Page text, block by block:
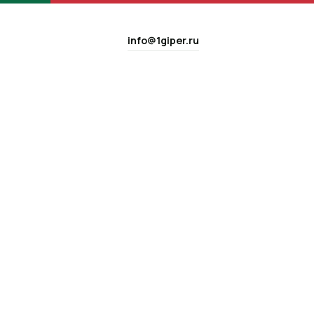
info@1giper.ru